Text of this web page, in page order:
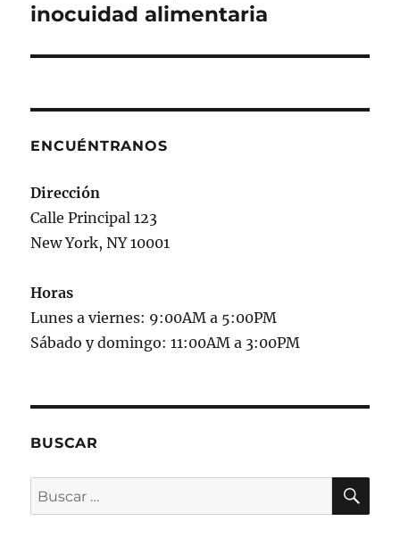
inocuidad alimentaria
ENCUÉNTRANOS
Dirección
Calle Principal 123
New York, NY 10001
Horas
Lunes a viernes: 9:00AM a 5:00PM
Sábado y domingo: 11:00AM a 3:00PM
BUSCAR
Buscar
por: